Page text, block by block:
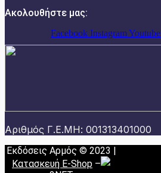
Ακολουθήστε μας:
Facebook InstagramYoutube
Αριθμός Γ.Ε.ΜΗ: 001313401000
Εκδόσεις Αρμός © 2023 |
Κατασκευή E-Shop –